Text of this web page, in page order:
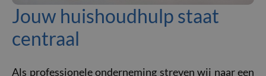
Jouw huishoudhulp staat
centraal
Als professionele onderneming streven wij naar een